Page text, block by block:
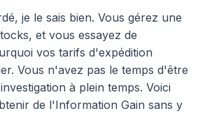
je le sais bien. Vous gérez une
et vous essayez de
vos tarifs d'expédition
Vous n'avez pas le temps d'être
à plein temps. Voici
de l'Information Gain sans y